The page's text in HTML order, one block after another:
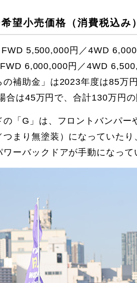
希望小売価格（消費税込み
5,500,000円／4WD
6,000,000円／4WD
の補助金」は2023年度は85万
合は45万円で、合計130万円の
の「G」は、フロントバンパ
つまり無塗装）になっていた
ワーバックドアが手動になっ